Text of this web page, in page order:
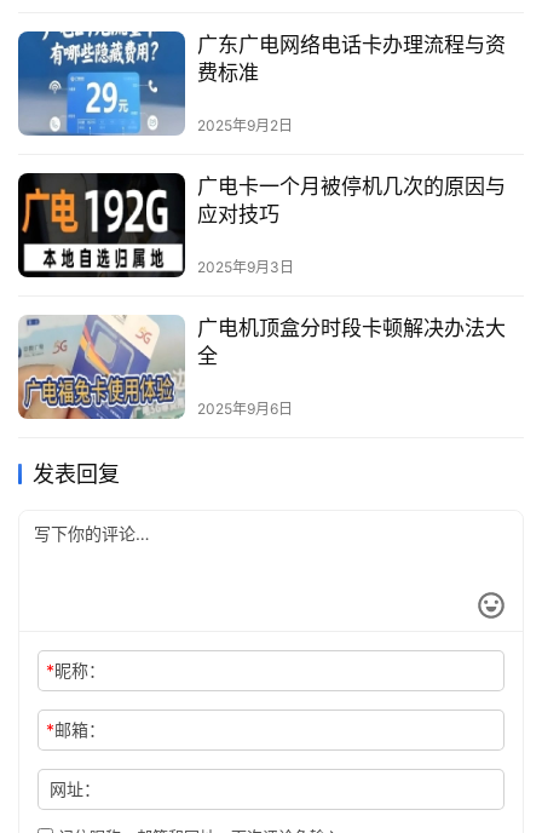
广东广电网络电话卡办理流程与资
费标准
2025年9月2日
广电卡一个月被停机几次的原因与
应对技巧
2025年9月3日
广电机顶盒分时段卡顿解决办法大
全
2025年9月6日
发表回复
*昵称：
*邮箱：
网址：